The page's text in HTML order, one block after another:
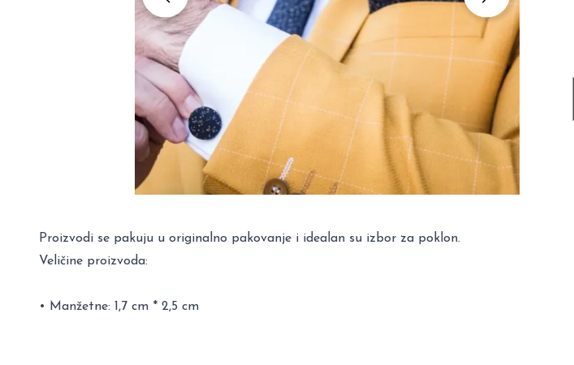
Proizvodi se pakuju u originalno pakovanje i idealan su izbor za poklon.
Veličine proizvoda:
• Manžetne: 1,7 cm * 2,5 cm